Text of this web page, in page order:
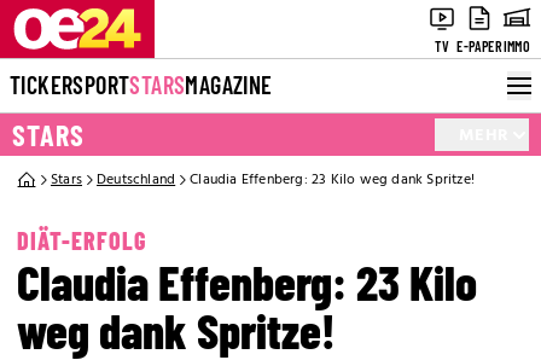
TV E-PAPERIMMO
TICKERSPORTSTARSMAGAZINE
STARS
Stars Deutschland Claudia Effenberg: 23 Kilo weg dank Spritze!
DIÄT-ERFOLG
Claudia Effenberg: 23 Kilo
weg dank Spritze!